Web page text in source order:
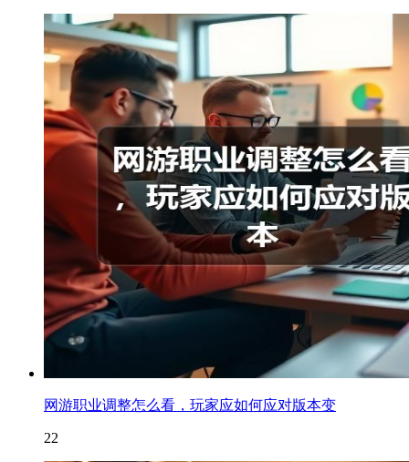
网游职业调整怎么看，玩家应如何应对版本变
22